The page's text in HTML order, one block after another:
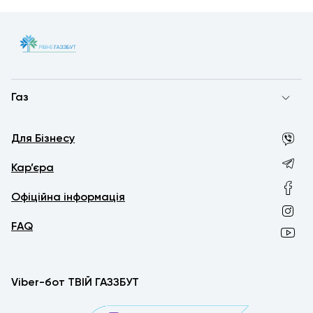
Газ
Для Бізнесу
Кар’єра
Офіційна інформація
FAQ
Viber-бот ТВІЙ ГАЗЗБУТ